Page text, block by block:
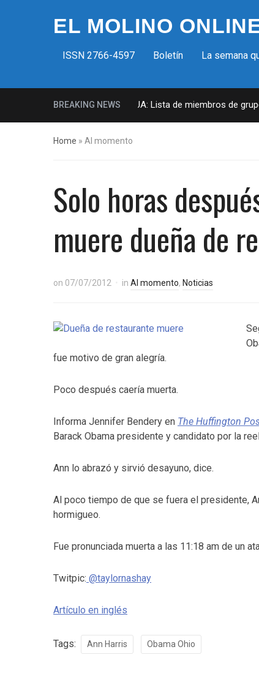
EL MOLINO
ISSN 2766-4597 Boletín La semana
BREAKING NEWS
Milicias fascistas en EUA: Lista de miembros de grupo
Home » Al momento
Solo horas
muere dueña de
on 07/07/2012 in Al momento, Noticias
fue motivo de gran alegría.
Poco después caería muerta.
Informa Jennifer Bendery en The Huffington
Barack Obama presidente y candidato por la
Ann lo abrazó y sirvió desayuno, dice.
Al poco tiempo de que se fuera el presidente,
hormigueo.
Fue pronunciada muerta a las 11:18 am de un
Twitpic: @taylornashay
Artículo en inglés
Tags: Ann Harris Obama Ohio